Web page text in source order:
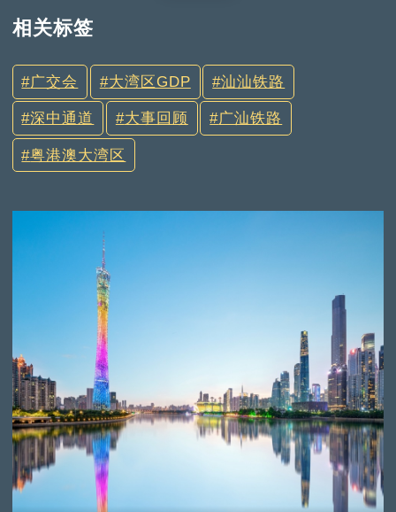
相关标签
广交会 大湾区GDP 汕汕铁路
深中通道 大事回顾 广汕铁路
粤港澳大湾区